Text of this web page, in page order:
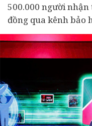
500.000 người
đồng qua kênh bảo